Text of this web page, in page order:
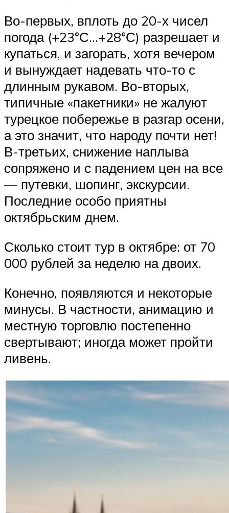
Во-первых, вплоть до 20-х чисел
погода (+23°С…+28°С) разрешает и
купаться, и загорать, хотя вечером
и вынуждает надевать что-то с
длинным рукавом. Во-вторых,
типичные «пакетники» не жалуют
турецкое побережье в разгар осени,
а это значит, что народу почти нет!
В-третьих, снижение наплыва
сопряжено и с падением цен на все
— путевки, шопинг, экскурсии.
Последние особо приятны
октябрьским днем.
Сколько стоит тур в октябре: от 70
000 рублей за неделю на двоих.
Конечно, появляются и некоторые
минусы. В частности, анимацию и
местную торговлю постепенно
свертывают; иногда может пройти
ливень.